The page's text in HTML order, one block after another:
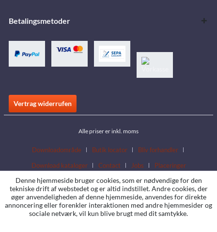
Betalingsmetoder
Vertrag widerrufen
Alle priser er inkl. moms
Downloadområde Butik locator
Bliv forhandler
Download kataloger
Contact Jobs Placeringer
Denne hjemmeside bruger cookies, som er nødvendige for den
tekniske drift af webstedet og er altid indstillet. Andre cookies, der
øger anvendeligheden af denne hjemmeside, anvendes for direkte
annoncering eller forenkler interaktionen med andre hjemmesider og
sociale netværk, vil kun blive brugt med dit samtykke.